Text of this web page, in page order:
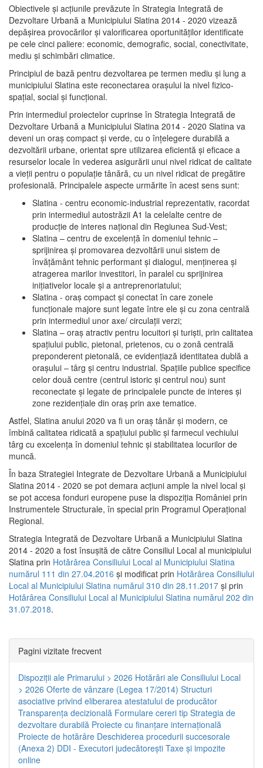
Obiectivele şi acţiunile prevăzute în Strategia Integrată de
Dezvoltare Urbană a Municipiului Slatina 2014 - 2020 vizează
depășirea provocărilor şi valorificarea oportunităţilor identificate
pe cele cinci paliere: economic, demografic, social, conectivitate,
mediu şi schimbări climatice.
Principiul de bază pentru dezvoltarea pe termen mediu şi lung a
municipiului Slatina este reconectarea oraşului la nivel fizico-
spaţial, social şi funcţional.
Prin intermediul proiectelor cuprinse în Strategia Integrată de
Dezvoltare Urbană a Municipiului Slatina 2014 - 2020 Slatina va
deveni un oraş compact şi verde, cu o înţelegere durabilă a
dezvoltării urbane, orientat spre utilizarea eficientă şi eficace a
resurselor locale în vederea asigurării unui nivel ridicat de calitate
a vieţii pentru o populaţie tânără, cu un nivel ridicat de pregătire
profesională. Principalele aspecte urmărite în acest sens sunt:
Slatina - centru economic-industrial reprezentativ, racordat
prin intermediul autostrăzii A1 la celelalte centre de
producţie de interes naţional din Regiunea Sud-Vest;
Slatina – centru de excelenţă în domeniul tehnic –
sprijinirea şi promovarea dezvoltării unui sistem de
învăţământ tehnic performant şi dialogul, menţinerea şi
atragerea marilor investitori, în paralel cu sprijinirea
iniţiativelor locale şi a antreprenoriatului;
Slatina - oraş compact şi conectat în care zonele
funcţionale majore sunt legate între ele şi cu zona centrală
prin intermediul unor axe/ circulații verzi;
Slatina – oraş atractiv pentru locuitori şi turişti, prin calitatea
spaţiului public, pietonal, prietenos, cu o zonă centrală
preponderent pietonală, ce evidenţiază identitatea dublă a
oraşului – târg şi centru industrial. Spaţiile publice specifice
celor două centre (centrul istoric şi centrul nou) sunt
reconectate şi legate de principalele puncte de interes şi
zone rezidenţiale din oraş prin axe tematice.
Astfel, Slatina anului 2020 va fi un oraş tânăr şi modern, ce
îmbină calitatea ridicată a spaţiului public şi farmecul vechiului
târg cu excelenţa în domeniul tehnic şi stabilitatea locurilor de
muncă.
În baza Strategiei Integrate de Dezvoltare Urbană a Municipiului
Slatina 2014 - 2020 se pot demara acţiuni ample la nivel local şi
se pot accesa fonduri europene puse la dispoziţia României prin
Instrumentele Structurale, în special prin Programul Operațional
Regional.
Strategia Integrată de Dezvoltare Urbană a Municipiului Slatina
2014 - 2020 a fost însuşită de către Consiliul Local al municipiului
Slatina prin Hotărârea Consiliului Local al Municipiului Slatina
numărul 111 din 27.04.2016 și modificat prin Hotărârea Consiliului
Local al Municipiului Slatina numărul 310 din 28.11.2017 și prin
Hotărârea Consiliului Local al Municipiului Slatina numărul 202 din
31.07.2018.
Pagini vizitate frecvent
Dispoziţii ale Primarului > 2026 Hotărâri ale Consiliului Local
> 2026 Oferte de vânzare (Legea 17/2014) Structuri
asociative privind eliberarea atestatului de producător
Transparenţa decizională Formulare cereri tip Strategia de
dezvoltare durabilă Proiecte cu finanţare internaţională
Proiecte de hotărâre Deschiderea procedurii succesorale
(Anexa 2) DDI - Executori judecătorești Taxe şi impozite
online